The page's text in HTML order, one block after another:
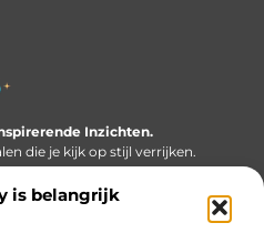
is belangrijk
Inzichten.
die je kijk op stijl verrijken.